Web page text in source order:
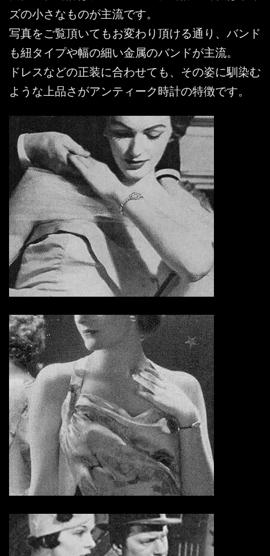
ズの小さなものが主流です。
写真をご覧頂いてもお変わり頂ける通り、バンド
も紐タイプや幅の細い金属のバンドが主流。
ドレスなどの正装に合わせても、その姿に馴染む
ような上品さがアンティーク時計の特徴です。